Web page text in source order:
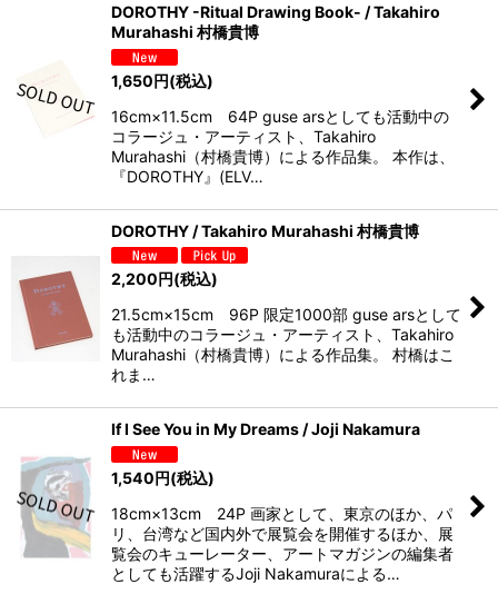
DOROTHY -Ritual Drawing Book- / Takahiro
Murahashi 村橋貴博
1,650円(税込)
16cm×11.5cm 64P guse arsとしても活動中の
コラージュ・アーティスト、Takahiro
Murahashi（村橋貴博）による作品集。 本作は、
『DOROTHY』(ELV…
DOROTHY / Takahiro Murahashi 村橋貴博
2,200円(税込)
21.5cm×15cm 96P 限定1000部 guse arsとして
も活動中のコラージュ・アーティスト、Takahiro
Murahashi（村橋貴博）による作品集。 村橋はこ
れま…
If I See You in My Dreams / Joji Nakamura
1,540円(税込)
18cm×13cm 24P 画家として、東京のほか、パ
リ、台湾など国内外で展覧会を開催するほか、展
覧会のキューレーター、アートマガジンの編集者
としても活躍するJoji Nakamuraによる…